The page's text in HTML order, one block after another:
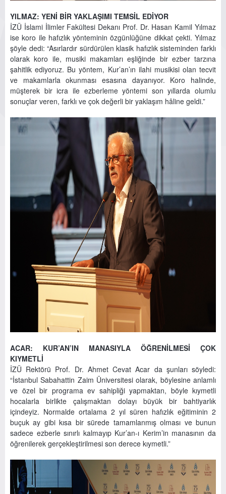
YILMAZ: YENİ BİR YAKLAŞIMI TEMSİL EDİYOR
İZÜ İslami İlimler Fakültesi Dekanı Prof. Dr. Hasan Kamil Yılmaz
ise koro ile hafızlık yönteminin özgünlüğüne dikkat çekti. Yılmaz
şöyle dedi: “Asırlardır sürdürülen klasik hafızlık sisteminden farklı
olarak koro ile, musiki makamları eşliğinde bir ezber tarzına
şahitlik ediyoruz. Bu yöntem, Kur’an’ın ilahi musikisi olan tecvit
ve makamlarla okunması esasına dayanıyor. Koro halinde,
müşterek bir icra ile ezberleme yöntemi son yıllarda olumlu
sonuçlar veren, farklı ve çok değerli bir yaklaşım hâline geldi.”
ACAR: KUR’AN’IN MANASIYLA ÖĞRENİLMESİ ÇOK
KIYMETLİ
İZÜ Rektörü Prof. Dr. Ahmet Cevat Acar da şunları söyledi:
“İstanbul Sabahattin Zaim Üniversitesi olarak, böylesine anlamlı
ve özel bir programa ev sahipliği yapmaktan, böyle kıymetli
hocalarla birlikte çalışmaktan dolayı büyük bir bahtiyarlık
içindeyiz. Normalde ortalama 2 yıl süren hafızlık eğitiminin 2
buçuk ay gibi kısa bir sürede tamamlanmış olması ve bunun
sadece ezberle sınırlı kalmayıp Kur’an-ı Kerim’in manasının da
öğrenilerek gerçekleştirilmesi son derece kıymetli.”